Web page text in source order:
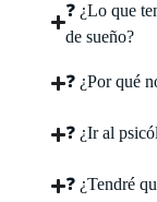
❓ ¿Lo que
de sueño?
❓ ¿Por qué
❓ ¿Ir al
❓ ¿Tendré